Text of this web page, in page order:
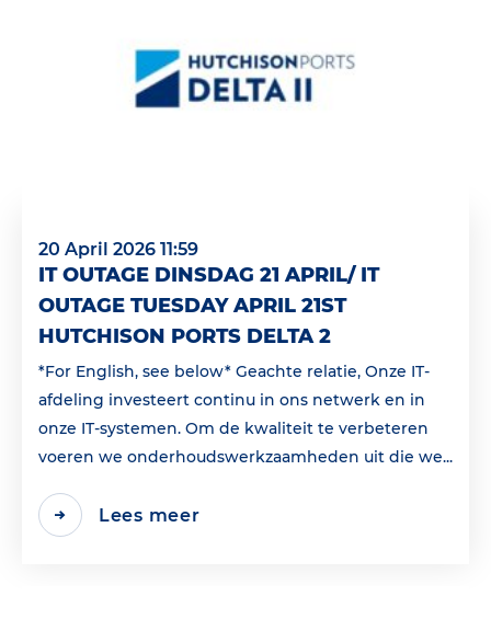
20 April 2026 11:59
IT OUTAGE DINSDAG 21 APRIL/ IT
OUTAGE TUESDAY APRIL 21ST
HUTCHISON PORTS DELTA 2
*For English, see below* Geachte relatie, Onze IT-
afdeling investeert continu in ons netwerk en in
onze IT-systemen. Om de kwaliteit te verbeteren
voeren we onderhoudswerkzaamheden uit die we...
Lees meer